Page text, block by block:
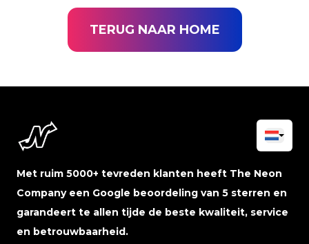
TERUG NAAR HOME
Met ruim 5000+ tevreden klanten heeft The Neon
Company een Google beoordeling van 5 sterren en
garandeert te allen tijde de beste kwaliteit, service
en betrouwbaarheid.